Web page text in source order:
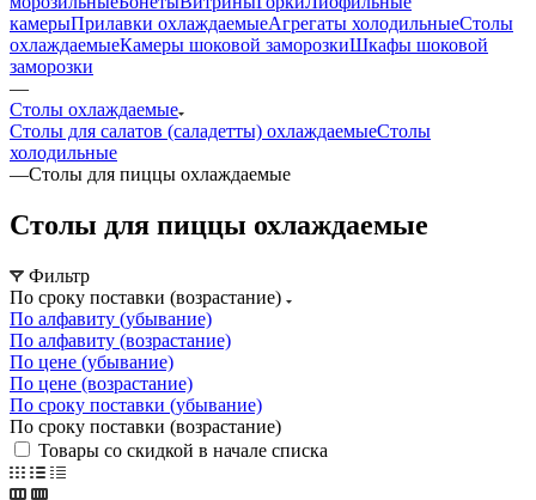
камерыПрилавки охлаждаемыеАгрегаты холодильныеСтолы
охлаждаемыеКамеры шоковой заморозкиШкафы шоковой
заморозки
—
Столы охлаждаемые
Столы для салатов (саладетты) охлаждаемыеСтолы
холодильные
—Столы для пиццы охлаждаемые
Столы для пиццы охлаждаемые
Фильтр
По сроку поставки (возрастание)
По алфавиту (убывание)
По алфавиту (возрастание)
По цене (убывание)
По цене (возрастание)
По сроку поставки (убывание)
По сроку поставки (возрастание)
Товары со скидкой в начале списка